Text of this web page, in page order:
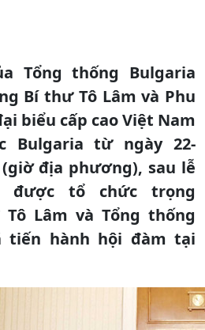
Tổng thống Bulgaria
Bí thư Tô Lâm và Phu
biểu cấp cao Việt Nam
Bulgaria từ ngày 22-
(giờ địa phương), sau lễ
được tổ chức trọng
Lâm và Tổng thống
tiến hành hội đàm tại